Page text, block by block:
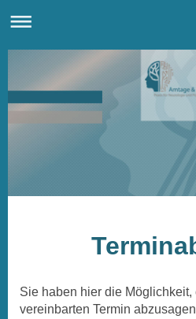
Sie haben hier die Möglichkeit,
vereinbarten Termin